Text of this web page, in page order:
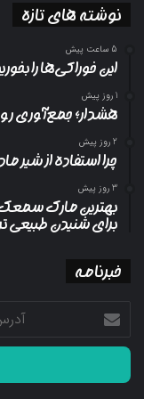
نوشته های تازه
5 ساعت پیش
این خوراکی‌ها را
1 روز پیش
هشدار؛ جمع‌آوری
2 روز پیش
چرا استفاده از شیر
3 روز پیش
بهترین مارک سمعک
برای شنیدن طبیعی
خبرنامه
آدرس
ایمیل
خود
وارد